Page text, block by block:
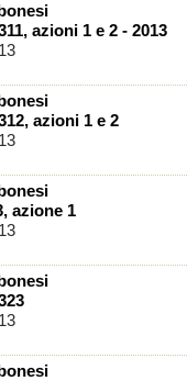
azioni 1 e 2 - 2013
azioni 1 e 2
azione 1